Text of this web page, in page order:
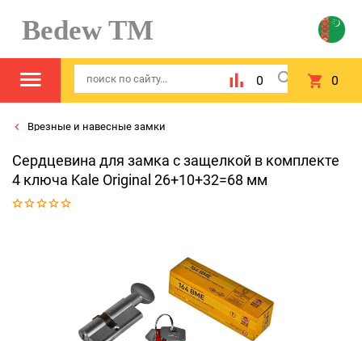
Bedew TM
0 0
Врезные и навесные замки
Сердцевина для замка с защелкой в комплекте
4 ключа Kale Original 26+10+32=68 мм